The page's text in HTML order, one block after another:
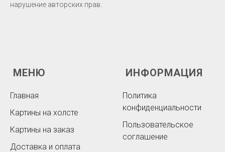
нарушение авторских прав.
МЕНЮ
Главная
Картины на холсте
Картины на заказ
Доставка и оплата
ИНФОРМАЦИЯ
Политика
конфиденциальности
Пользовательское
соглашение